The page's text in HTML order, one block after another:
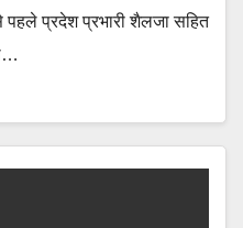
प्रदेश प्रभारी शैलजा सहित